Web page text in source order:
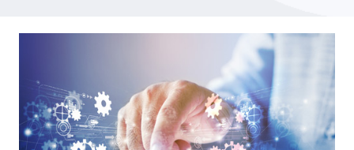
Nasce 3-I Spa, la nuova software